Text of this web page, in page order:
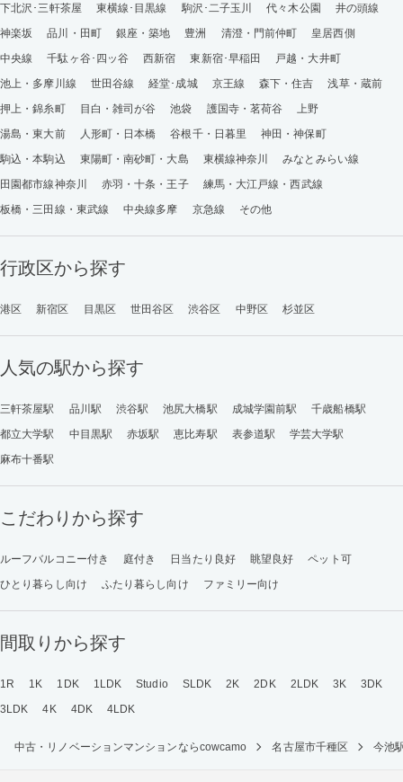
下北沢･三軒茶屋
東横線･目黒線 駒沢･二子玉川 代々木公園
井の頭線
神楽坂
品川・田町 銀座・築地 豊洲 清澄・門前仲町
皇居西側
中央線
千駄ヶ谷･四ッ谷 西新宿 東新宿･早稲田
戸越・大井町
池上・多摩川線
世田谷線 経堂･成城 京王線 森下・住吉
浅草・蔵前
押上・錦糸町
目白・雑司が谷 池袋 護国寺・茗荷谷
上野
湯島・東大前
人形町・日本橋 谷根千・日暮里
神田・神保町
駒込・本駒込
東陽町・南砂町・大島 東横線神奈川
みなとみらい線
田園都市線神奈川
赤羽・十条・王子
練馬・大江戸線・西武線
板橋・三田線・東武線
中央線多摩 京急線 その他
行政区から探す
港区 新宿区 目黒区 世田谷区 渋谷区 中野区 杉並区
人気の駅から探す
三軒茶屋駅 品川駅 渋谷駅 池尻大橋駅 成城学園前駅
千歳船橋駅
都立大学駅
中目黒駅 赤坂駅 恵比寿駅 表参道駅
学芸大学駅
麻布十番駅
こだわりから探す
ルーフバルコニー付き 庭付き 日当たり良好 眺望良好
ペット可
ひとり暮らし向け
ふたり暮らし向け ファミリー向け
間取りから探す
1R 1K 1DK 1LDK Studio SLDK 2K 2DK 2LDK 3K
3DK
3LDK
4K 4DK 4LDK
中古・リノベーションマンションならcowcamo 名古屋市千種区 今池